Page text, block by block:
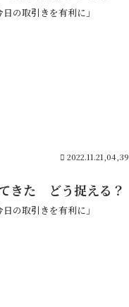
の取引きを有利に」
2022.11.21,04,39
きた どう捉える？
の取引きを有利に」